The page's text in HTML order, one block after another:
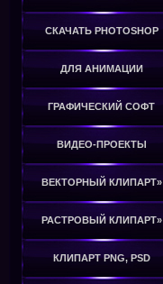
СКАЧАТЬ PHOTOSHOP
ДЛЯ АНИМАЦИИ
ГРАФИЧЕСКИЙ СОФТ
ВИДЕО-ПРОЕКТЫ
ВЕКТОРНЫЙ КЛИПАРТ»
РАСТРОВЫЙ КЛИПАРТ»
КЛИПАРТ PNG, PSD